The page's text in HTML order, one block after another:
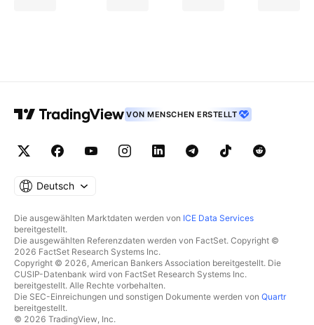
VON MENSCHEN ERSTELLT
Deutsch
Die ausgewählten Marktdaten werden von ICE Data Services
bereitgestellt.
Die ausgewählten Referenzdaten werden von FactSet. Copyright ©
2026 FactSet Research Systems Inc.
Copyright © 2026, American Bankers Association bereitgestellt. Die
CUSIP-Datenbank wird von FactSet Research Systems Inc.
bereitgestellt. Alle Rechte vorbehalten.
Die SEC-Einreichungen und sonstigen Dokumente werden von Quartr
bereitgestellt.
© 2026 TradingView, Inc.